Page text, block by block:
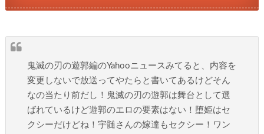
鬼滅の刃の遊郭編のYahooニュースみてると、内容を
変更しないで放送ってやたらと書いてあるけどそん
なの当たり前だし！鬼滅の刃の遊郭は舞台として選
ばれているけど遊郭のエロの要素はない！堕姫はセ
クシーだけどね！宇髄さんの嫁達もセクシー！ワン